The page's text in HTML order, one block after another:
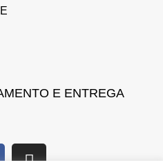
E ENTREGA